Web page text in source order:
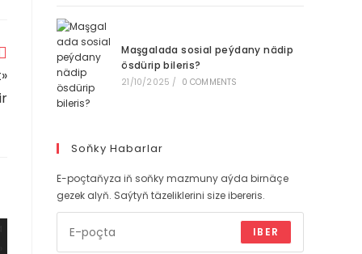
Maşgalada sosial peýdany nädip
ösdürip bileris?
21/10/2025 / 0 COMMENTS
Soňky Habarlar
E-poçtaňyza iň soňky mazmuny aýda birnäçe
gezek alyň. Saýtyň täzeliklerini size ibereris.
IBER